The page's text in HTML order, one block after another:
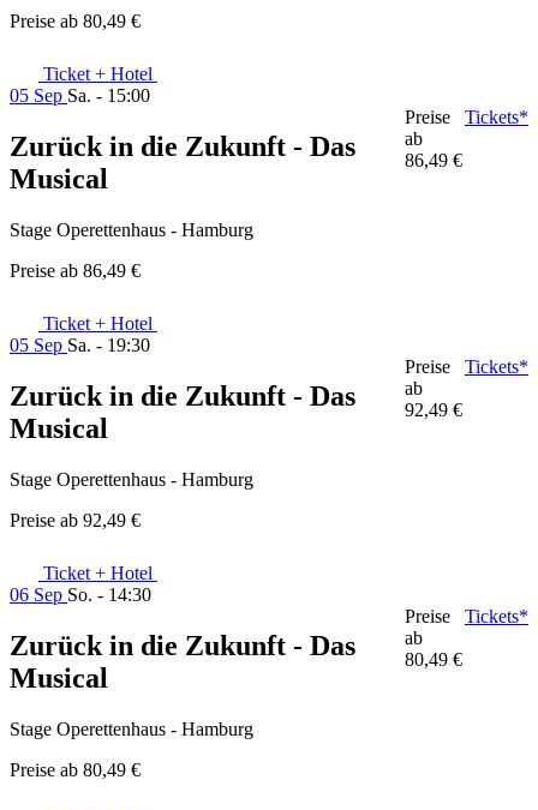
Preise ab 80,49 €
Ticket + Hotel
05 Sep Sa. - 15:00
Zurück in die Zukunft - Das
Musical
Stage Operettenhaus - Hamburg
Preise ab 86,49 €
Preise
ab
86,49 €
Tickets*
Ticket + Hotel
05 Sep Sa. - 19:30
Zurück in die Zukunft - Das
Musical
Stage Operettenhaus - Hamburg
Preise ab 92,49 €
Preise
ab
92,49 €
Tickets*
Ticket + Hotel
06 Sep So. - 14:30
Zurück in die Zukunft - Das
Musical
Stage Operettenhaus - Hamburg
Preise ab 80,49 €
Preise
ab
80,49 €
Tickets*